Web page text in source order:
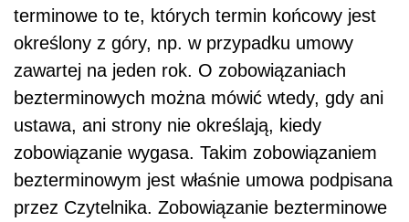
terminowe to te, których termin końcowy jest
określony z góry, np. w przypadku umowy
zawartej na jeden rok. O zobowiązaniach
bezterminowych można mówić wtedy, gdy ani
ustawa, ani strony nie określają, kiedy
zobowiązanie wygasa. Takim zobowiązaniem
bezterminowym jest właśnie umowa podpisana
przez Czytelnika. Zobowiązanie bezterminowe